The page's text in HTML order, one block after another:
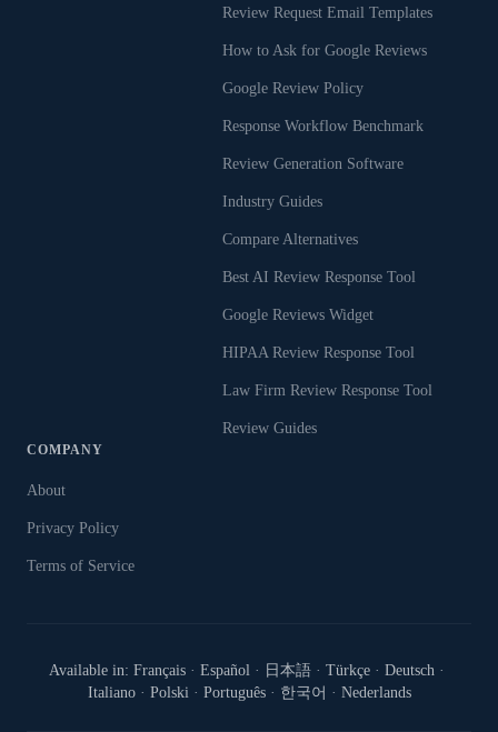
Review Request Email Templates
How to Ask for Google Reviews
Google Review Policy
Response Workflow Benchmark
Review Generation Software
Industry Guides
Compare Alternatives
Best AI Review Response Tool
Google Reviews Widget
HIPAA Review Response Tool
Law Firm Review Response Tool
Review Guides
COMPANY
About
Privacy Policy
Terms of Service
Available in: Français · Español · 日本語 · Türkçe · Deutsch ·
Italiano · Polski · Português · 한국어 · Nederlands